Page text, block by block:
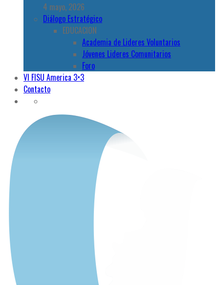
4 mayo, 2026
Diálogo Estratégico
EDUCACION
Academia de Lideres Voluntarios
Jóvenes Lideres Comunitarios
Foro
VI FISU America 3×3
Contacto